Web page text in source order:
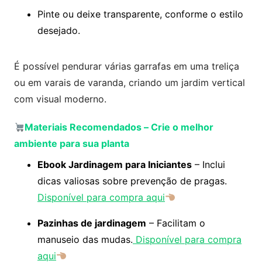
Pinte ou deixe transparente, conforme o estilo
desejado.
É possível pendurar várias garrafas em uma treliça
ou em varais de varanda, criando um jardim vertical
com visual moderno.
Materiais Recomendados – Crie o melhor
ambiente para sua planta
Ebook Jardinagem para Iniciantes – Inclui
dicas valiosas sobre prevenção de pragas.
Disponível para compra aqui
Pazinhas de jardinagem – Facilitam o
manuseio das mudas. Disponível para compra
aqui